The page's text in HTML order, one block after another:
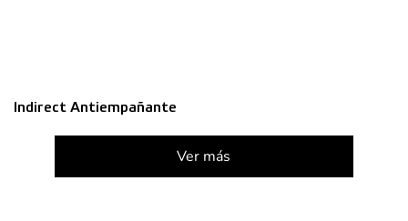
Indirect Antiempañante
Ver más